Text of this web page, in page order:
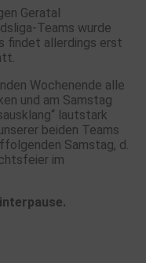
Geratal
Teams wurde
findet allerdings erst
Wochenende alle
und am Samstag
lautstark
beiden Teams
Samstag, d.
im